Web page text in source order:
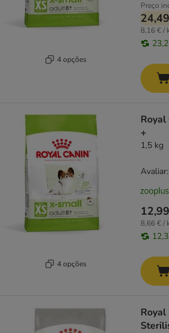
4 opções
Preço
8,16 € /
4 opções
+
1,5 kg
8,66 € /